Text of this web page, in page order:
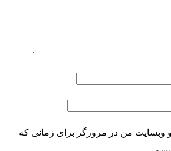
و وبسایت من در مرورگر برای زمانی که